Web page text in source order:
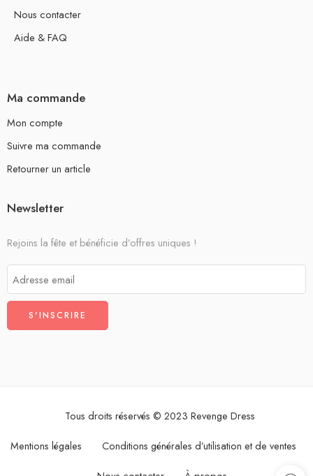
Nous contacter
Aide & FAQ
Ma commande
Mon compte
Suivre ma commande
Retourner un article
Newsletter
Rejoins la fête et bénéficie d’offres uniques !
Tous droits réservés © 2023 Revenge Dress
Mentions légales Conditions générales d’utilisation et de ventes